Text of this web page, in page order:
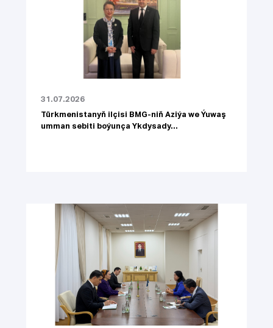
31.07.2026
Türkmenistanyň ilçisi BMG-niň Aziýa we Ýuwaş
umman sebiti boýunça Ykdysady...